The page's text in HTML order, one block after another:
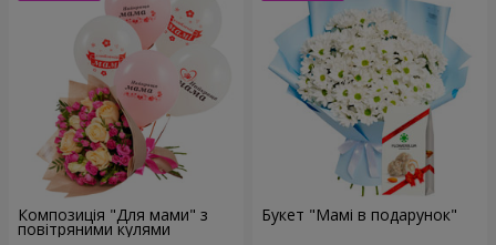
Композиція "Для мами" з
повітряними кулями
Букет "Мамі в подарунок"